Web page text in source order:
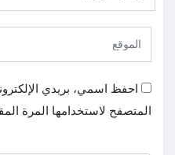
احفظ اسمي، بريدي
المتصفح لاستخدامها المرة